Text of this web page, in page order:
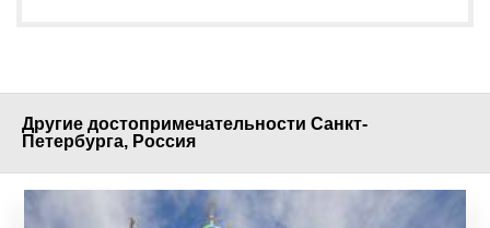
Другие достопримечательности Санкт-
Петербурга, Россия